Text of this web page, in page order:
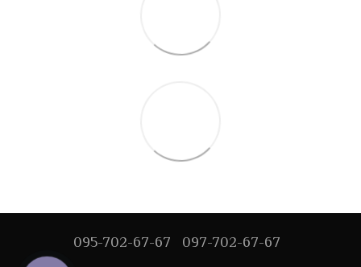
095-702-67-67 097-702-67-67